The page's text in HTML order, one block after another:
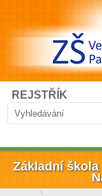
Přejít k hlavnímu
Hledat
REJSTŘÍK
Základní